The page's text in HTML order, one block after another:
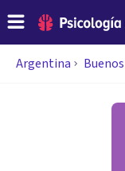
Argentina